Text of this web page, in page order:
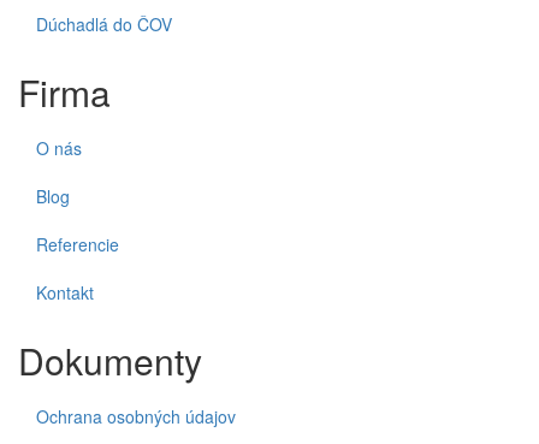
Dúchadlá do ČOV
Firma
O nás
Blog
Referencie
Kontakt
Dokumenty
Ochrana osobných údajov